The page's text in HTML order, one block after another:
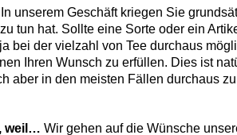
In unserem Geschäft kriegen Sie
tun hat. Sollte eine Sorte oder ein
bei der vielzahl von Tee durchaus
Ihren Wunsch zu erfüllen. Dies ist
aber in den meisten Fällen durchaus zu
weil… Wir gehen auf die Wünsche